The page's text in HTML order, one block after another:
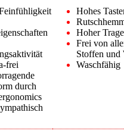
frei
durch
Hohes
Hoher
Frei von
Stoffen und
Waschfähig